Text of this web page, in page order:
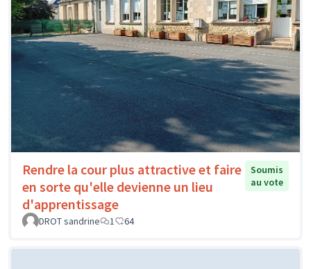
Rendre la cour plus attractive et faire
en sorte qu'elle devienne un lieu
d'apprentissage
Soumis
au vote
DROT sandrine 1 64